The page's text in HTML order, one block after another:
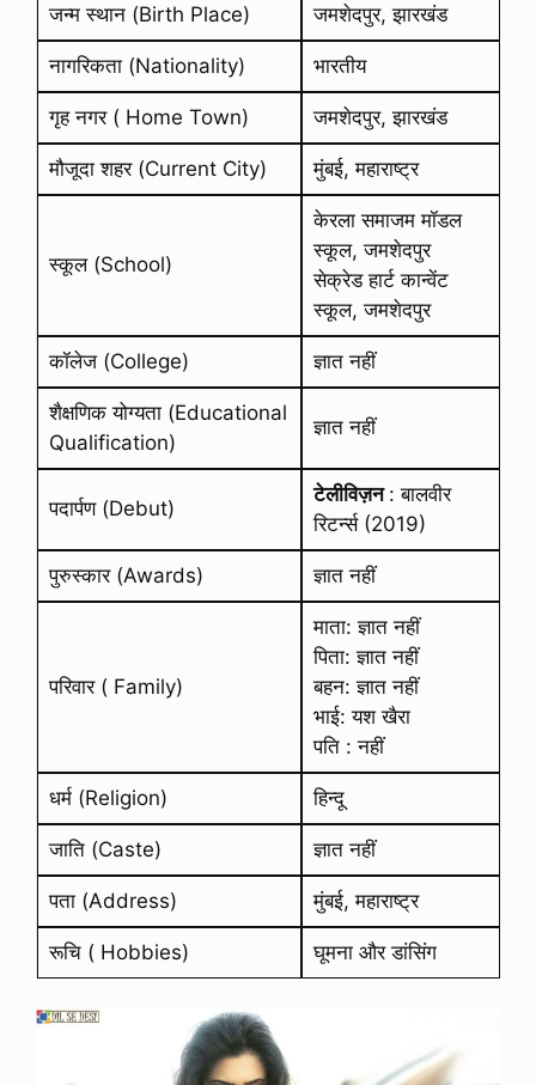
जन्म स्थान (Birth Place) जमशेदपुर, झारखंड
नागरिकता (Nationality) भारतीय
गृह नगर ( Home Town) जमशेदपुर, झारखंड
मौजूदा शहर (Current City) मुंबई, महाराष्ट्र
स्कूल (School)
केरला समाजम मॉडल
स्कूल, जमशेदपुर
सेक्रेड हार्ट कान्वेंट
स्कूल, जमशेदपुर
कॉलेज (College) ज्ञात नहीं
शैक्षणिक योग्यता (Educational
Qualification)
ज्ञात नहीं
पदार्पण (Debut)
टेलीविज़न : बालवीर
रिटर्न्स (2019)
पुरुस्कार (Awards) ज्ञात नहीं
परिवार ( Family)
माता: ज्ञात नहीं
पिता: ज्ञात नहीं
बहन: ज्ञात नहीं
भाई: यश खैरा
पति : नहीं
धर्म (Religion) हिन्दू
जाति (Caste) ज्ञात नहीं
पता (Address) मुंबई, महाराष्ट्र
रूचि ( Hobbies) घूमना और डांसिंग